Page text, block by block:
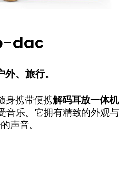
dac
、旅行。
身携带便携解码耳放一体机
音乐。它拥有精致的外观与
声音。